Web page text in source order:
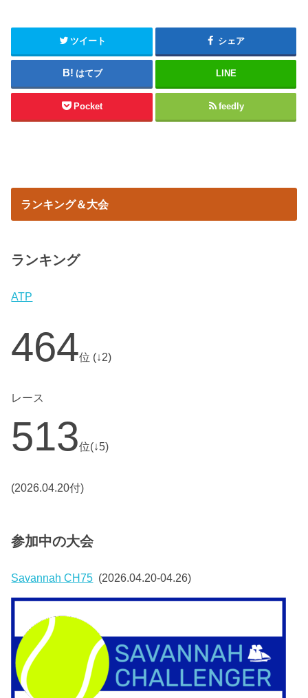
ツイート シェア
はてブ LINE
Pocket feedly
ランキング＆大会
ランキング
ATP
464位 (↓2)
レース
513位(↓5)
(2026.04.20付)
参加中の大会
Savannah CH75 (2026.04.20-04.26)